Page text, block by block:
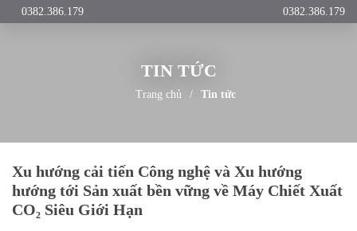
0382.386.179 0382.386.179
TIN TỨC
Trang chủ Tin tức
Xu hướng cải tiến Công nghệ và Xu hướng
hướng tới Sản xuất bền vững về Máy Chiết
Xuất CO₂ Siêu Giới Hạn